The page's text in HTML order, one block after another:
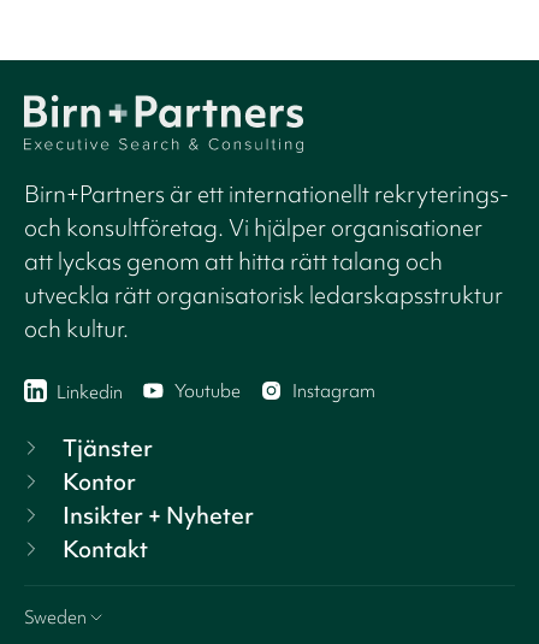
Birn+Partners är ett internationellt rekryterings-
och konsultföretag. Vi hjälper organisationer
att lyckas genom att hitta rätt talang och
utveckla rätt organisatorisk ledarskapsstruktur
och kultur.
Linkedin Youtube Instagram
Tjänster
Kontor
Insikter + Nyheter
Kontakt
Sweden